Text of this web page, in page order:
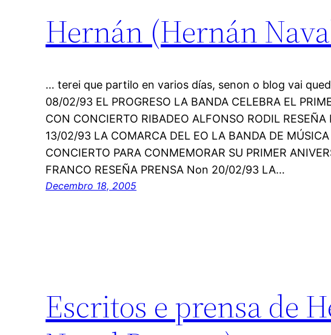
Hernán (Hernán
… terei que partilo en varios días, senon o blog vai
08/02/93 EL PROGRESO LA BANDA CELEBRA EL
CON CONCIERTO RIBADEO ALFONSO RODIL RESEÑA
13/02/93 LA COMARCA DEL EO LA BANDA DE MÚSICA
CONCIERTO PARA CONMEMORAR SU PRIMER
FRANCO RESEÑA PRENSA Non 20/02/93 LA…
Decembro 18, 2005
Escritos e prensa de